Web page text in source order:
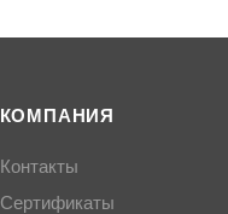
КОМПАНИЯ
Контакты
Сертификаты